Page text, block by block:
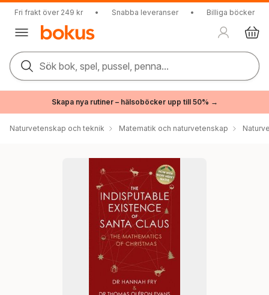
Fri frakt över 249 kr • Snabba leveranser • Billiga böcker
Sök bok, spel, pussel, penna...
Skapa nya rutiner – hälsoböcker upp till 50% →
Naturvetenskap och teknik Matematik och naturvetenskap